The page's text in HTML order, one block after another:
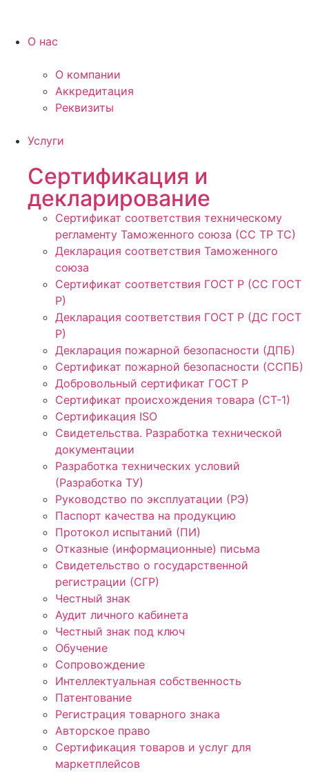
О нас
О компании
Аккредитация
Реквизиты
Услуги
Сертификация и
декларирование
Сертификат соответствия техническому
регламенту Таможенного союза (СС ТР ТС)
Декларация соответствия Таможенного
союза
Сертификат соответствия ГОСТ Р (СС ГОСТ
Р)
Декларация соответствия ГОСТ Р (ДС ГОСТ
Р)
Декларация пожарной безопасности (ДПБ)
Сертификат пожарной безопасности (ССПБ)
Добровольный сертификат ГОСТ Р
Сертификат происхождения товара (СТ-1)
Сертификация ISO
Свидетельства. Разработка технической
документации
Разработка технических условий
(Разработка ТУ)
Руководство по эксплуатации (РЭ)
Паспорт качества на продукцию
Протокол испытаний (ПИ)
Отказные (информационные) письма
Свидетельство о государственной
регистрации (СГР)
Честный знак
Аудит личного кабинета
Честный знак под ключ
Обучение
Сопровождение
Интеллектуальная собственность
Патентование
Регистрация товарного знака
Авторское право
Сертификация товаров и услуг для
маркетплейсов